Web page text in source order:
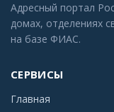
Адресный портал
домах, отделениях
на базе ФИАС.
СЕРВИСЫ
Главная